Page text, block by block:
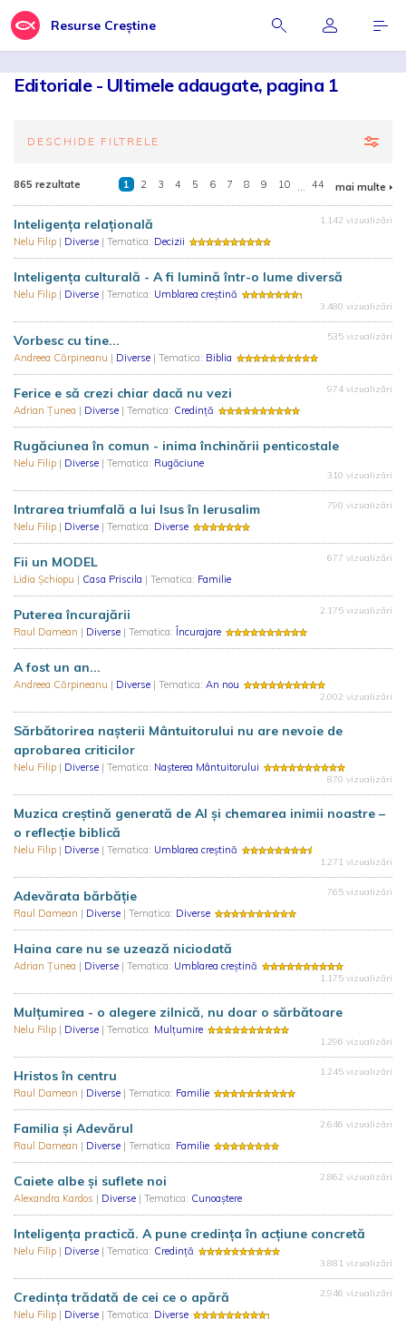
Resurse Creștine
Editoriale - Ultimele adaugate, pagina 1
DESCHIDE FILTRELE
865 rezultate 1 2 3 4 5 6 7 8 9 10 ... 44 mai multe
Inteligența relațională
Nelu Filip | Diverse | Tematica: Decizii
1.142 vizualizări
Inteligența culturală - A fi lumină într-o lume diversă
Nelu Filip | Diverse | Tematica: Umblarea creștină
3.480 vizualizări
Vorbesc cu tine...
Andreea Cărpineanu | Diverse | Tematica: Biblia
535 vizualizări
Ferice e să crezi chiar dacă nu vezi
Adrian Țunea | Diverse | Tematica: Credință
974 vizualizări
Rugăciunea în comun - inima închinării penticostale
Nelu Filip | Diverse | Tematica: Rugăciune
310 vizualizări
Intrarea triumfală a lui Isus în Ierusalim
Nelu Filip | Diverse | Tematica: Diverse
790 vizualizări
Fii un MODEL
Lidia Șchiopu | Casa Priscila | Tematica: Familie
677 vizualizări
Puterea încurajării
Raul Damean | Diverse | Tematica: Încurajare
2.175 vizualizări
A fost un an...
Andreea Cărpineanu | Diverse | Tematica: An nou
2.002 vizualizări
Sărbătorirea nașterii Mântuitorului nu are nevoie de
aprobarea criticilor
Nelu Filip | Diverse | Tematica: Nașterea Mântuitorului
870 vizualizări
Muzica creștină generată de AI și chemarea inimii noastre –
o reflecție biblică
Nelu Filip | Diverse | Tematica: Umblarea creștină
1.271 vizualizări
Adevărata bărbăție
Raul Damean | Diverse | Tematica: Diverse
765 vizualizări
Haina care nu se uzează niciodată
Adrian Țunea | Diverse | Tematica: Umblarea creștină
1.175 vizualizări
Mulțumirea - o alegere zilnică, nu doar o sărbătoare
Nelu Filip | Diverse | Tematica: Mulțumire
1.296 vizualizări
Hristos în centru
Raul Damean | Diverse | Tematica: Familie
1.245 vizualizări
Familia și Adevărul
Raul Damean | Diverse | Tematica: Familie
2.646 vizualizări
Caiete albe și suflete noi
Alexandra Kardos | Diverse | Tematica: Cunoaștere
2.862 vizualizări
Inteligența practică. A pune credința în acțiune concretă
Nelu Filip | Diverse | Tematica: Credință
3.881 vizualizări
Credința trădată de cei ce o apără
Nelu Filip | Diverse | Tematica: Diverse
2.946 vizualizări